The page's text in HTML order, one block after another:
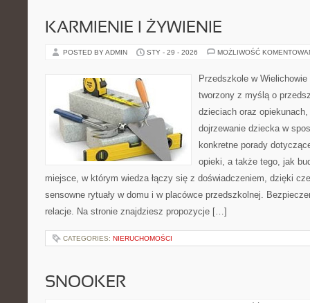
KARMIENIE I ŻYWIENIE
POSTED BY ADMIN STY - 29 - 2026 MOŻLIWOŚĆ
Przedszkole w
tworzony z myślą o
dzieciach oraz
dojrzewanie dziecka w
konkretne porady
opieki, a także tego, jak
miejsce, w którym wiedza łączy się z doświadczeniem, dzięki
sensowne rytuały w domu i w placówce przedszkolnej.
relacje. Na stronie znajdziesz propozycje […]
CATEGORIES: NIERUCHOMOŚCI
SNOOKER